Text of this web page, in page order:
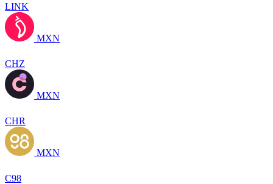
LINK
MXN
CHZ
MXN
CHR
MXN
C98